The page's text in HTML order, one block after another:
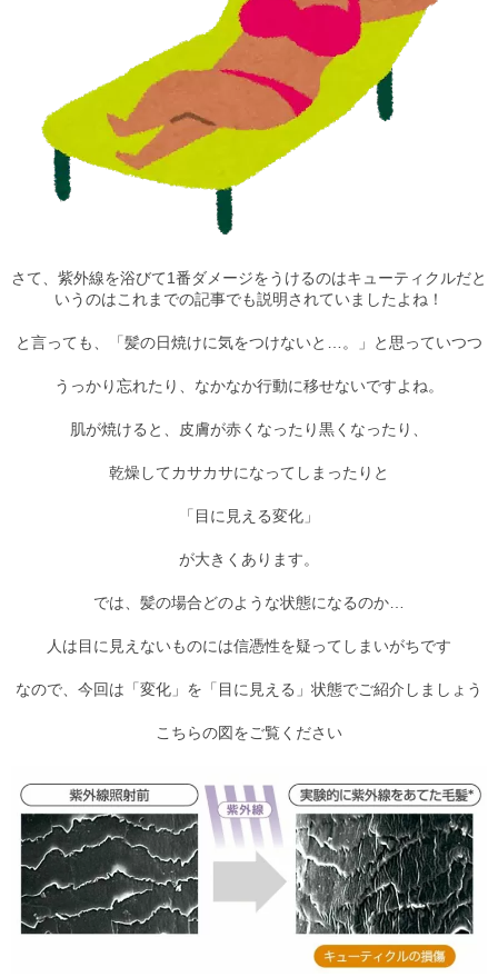
さて、紫外線を浴びて1番ダメージをうけるのはキューティクルだと
いうのはこれまでの記事でも説明されていましたよね！
と言っても、「髪の日焼けに気をつけないと…。」と思っていつつ
うっかり忘れたり、なかなか行動に移せないですよね。
肌が焼けると、皮膚が赤くなったり黒くなったり、
乾燥してカサカサになってしまったりと
「目に見える変化」
が大きくあります。
では、髪の場合どのような状態になるのか…
人は目に見えないものには信憑性を疑ってしまいがちです
なので、今回は「変化」を「目に見える」状態でご紹介しましょう
こちらの図をご覧ください